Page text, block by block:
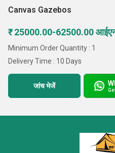
Canvas Gazebos
₹ 25000.00-62500.00
Minimum Order Quantity : 1
Delivery Time : 10 Days
जांच भेजें